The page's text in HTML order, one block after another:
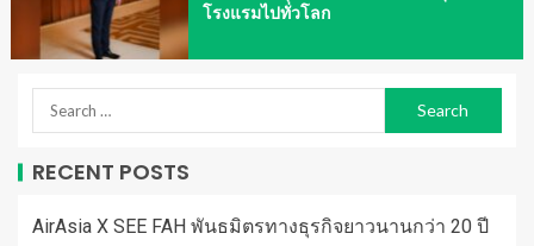
โรงแรมไปทั่วโลก
RECENT POSTS
AirAsia X SEE FAH พันธมิตรทางธุรกิจยาวนานกว่า 20 ปี